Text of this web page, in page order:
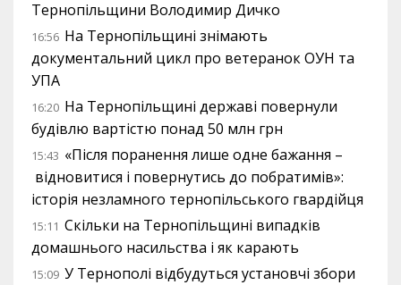
Тернопільщини Володимир Дичко
16:56 На Тернопільщині знімають
документальний цикл про ветеранок ОУН та
УПА
16:20 На Тернопільщині державі повернули
будівлю вартістю понад 50 млн грн
15:43 «Після поранення лише одне бажання –
відновитися і повернутись до побратимів»:
історія незламного тернопільського гвардійця
15:11 Скільки на Тернопільщині випадків
домашнього насильства і як карають
15:09 У Тернополі відбудуться установчі збори